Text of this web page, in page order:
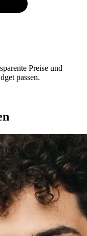
Preise und
passen.